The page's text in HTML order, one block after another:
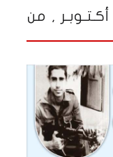
, من